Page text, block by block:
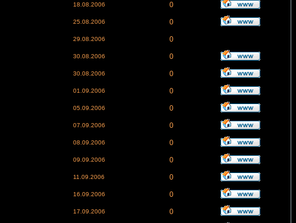
18.08.2006 0
25.08.2006 0
29.08.2006 0
30.08.2006 0
30.08.2006 0
01.09.2006 0
05.09.2006 0
07.09.2006 0
08.09.2006 0
09.09.2006 0
11.09.2006 0
16.09.2006 0
17.09.2006 0